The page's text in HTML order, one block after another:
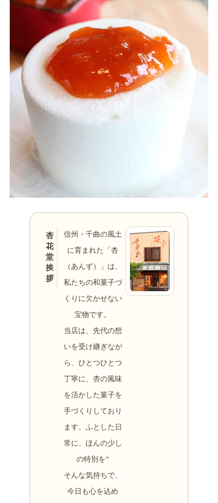
杏
花
堂
挨
拶
信州・千曲の風土
に育まれた「杏
（あんず）」は、
私たちの和菓子づ
くりに欠かせない
宝物です。
当店は、先代の想
いを受け継ぎなが
ら、ひとつひとつ
丁寧に、杏の風味
を活かした菓子を
手づくりしており
ます。ふとした日
常に、ほんの少し
の特別を”
そんな気持ちで、
今日も心を込め